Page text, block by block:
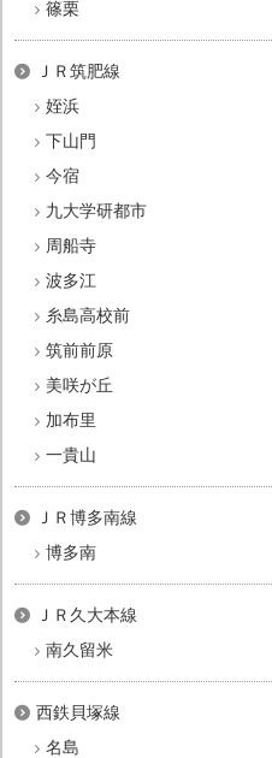
篠栗
ＪＲ筑肥線
姪浜
下山門
今宿
九大学研都市
周船寺
波多江
糸島高校前
筑前前原
美咲が丘
加布里
一貴山
ＪＲ博多南線
博多南
ＪＲ久大本線
南久留米
西鉄貝塚線
名島